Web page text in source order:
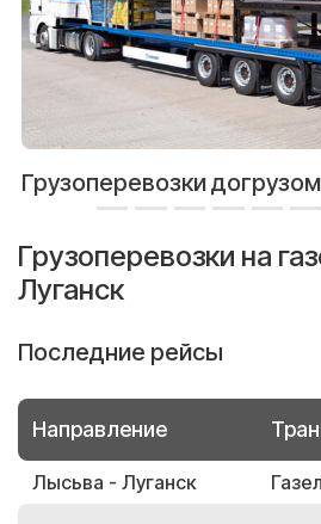
Грузоперевозки догрузом
Грузоперевозки на
Луганск
Последние рейсы
Направление
Лысьва - Луганск